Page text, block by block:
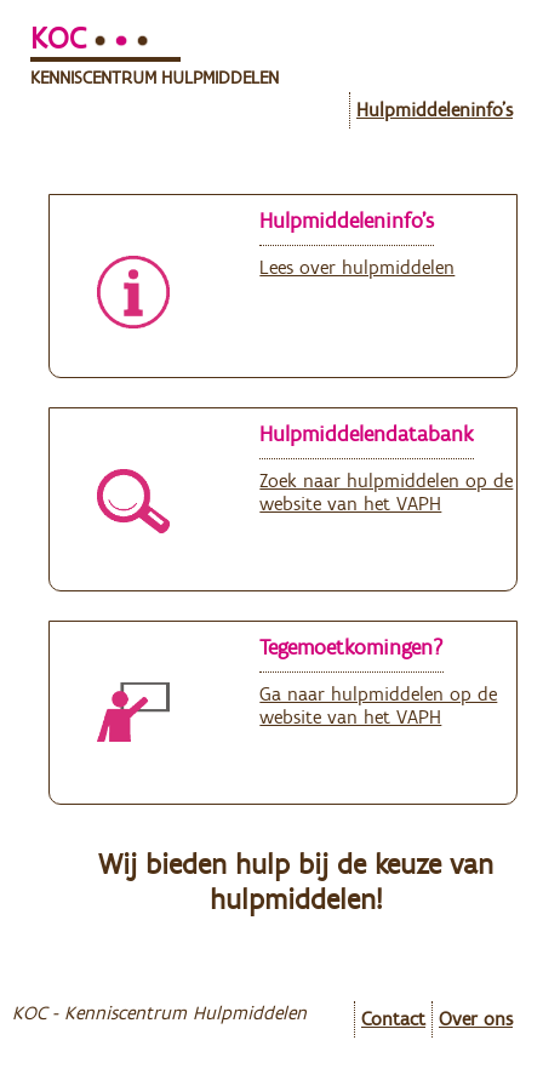
KOC
KENNISCENTRUM HULPMIDDELEN
Hulpmiddeleninfo's
Hulpmiddeleninfo's
Lees over hulpmiddelen
Hulpmiddelendatabank
Zoek naar hulpmiddelen op de
website van het VAPH
Tegemoetkomingen?
Ga naar hulpmiddelen op de
website van het VAPH
Wij bieden hulp bij de keuze van
hulpmiddelen!
KOC - Kenniscentrum Hulpmiddelen Contact Over ons